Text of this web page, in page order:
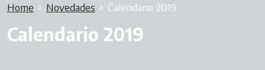
Home Novedades Calendario 2019
Calendario 2019